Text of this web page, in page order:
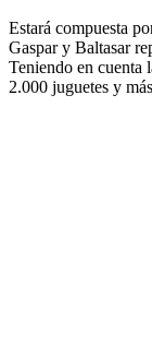
Estará compuesta
Gaspar y Baltasar
Teniendo en cuenta
2.000 juguetes y